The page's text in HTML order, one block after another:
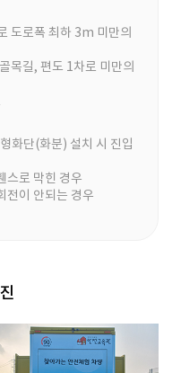
도로폭 최하 3m 미만의
목길, 편도 1차로 미만의
화단(화분) 설치 시 진입
스로 막힌 경우
전이 안되는 경우